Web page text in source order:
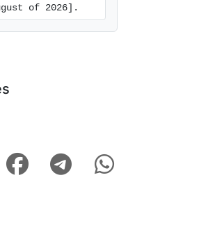
of 2026].